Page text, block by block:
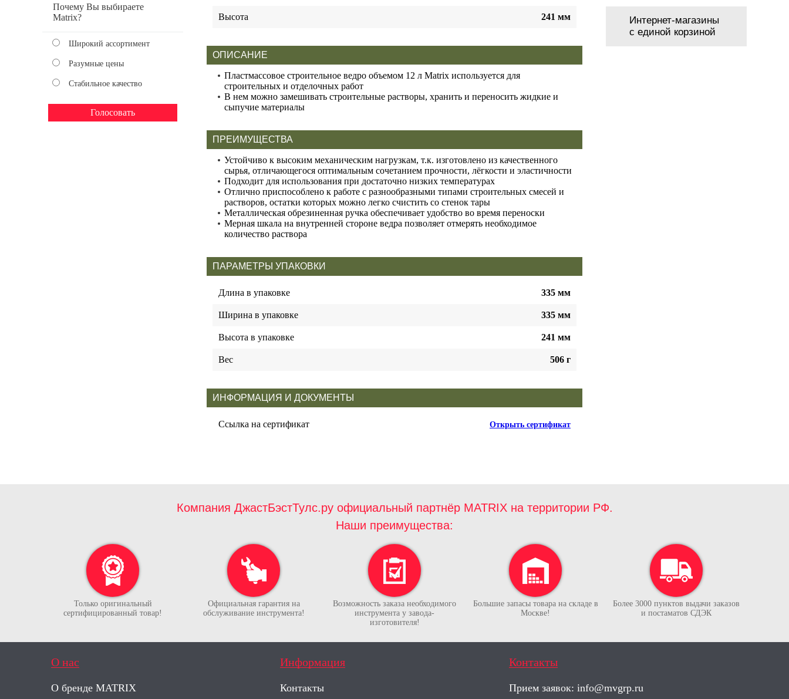
Почему Вы выбираете
Matrix?
Широкий ассортимент
Разумные цены
Стабильное качество
Высота 241 мм
ОПИСАНИЕ
Пластмассовое строительное ведро объемом 12 л Matrix используется для
строительных и отделочных работ
В нем можно замешивать строительные растворы, хранить и переносить жидкие и
сыпучие материалы
ПРЕИМУЩЕСТВА
Устойчиво к высоким механическим нагрузкам, т.к. изготовлено из качественного
сырья, отличающегося оптимальным сочетанием прочности, лёгкости и эластичности
Подходит для использования при достаточно низких температурах
Отлично приспособлено к работе с разнообразными типами строительных смесей и
растворов, остатки которых можно легко счистить со стенок тары
Металлическая обрезиненная ручка обеспечивает удобство во время переноски
Мерная шкала на внутренней стороне ведра позволяет отмерять необходимое
количество раствора
ПАРАМЕТРЫ УПАКОВКИ
Длина в упаковке 335 мм
Ширина в упаковке 335 мм
Высота в упаковке 241 мм
Вес 506 г
ИНФОРМАЦИЯ И ДОКУМЕНТЫ
Ссылка на сертификат Открыть сертификат
Интернет-магазины
с единой корзиной
Компания ДжастБэстТулс.ру официальный партнёр MATRIX на территории РФ.
Наши преимущества:
Только оригинальный
сертифицированный товар!
Официальная гарантия на
обслуживание инструмента!
Возможность заказа необходимого
инструмента у завода-
изготовителя!
Большие запасы товара на складе в
Москве!
Более 3000 пунктов выдачи заказов
и постаматов СДЭК
О нас
О бренде MATRIX
Информация
Контакты
Контакты
Прием заявок: info@mvgrp.ru